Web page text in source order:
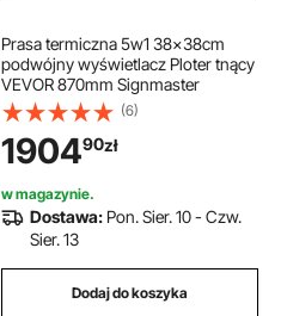
Prasa termiczna 5w1 38x38cm
podwójny wyświetlacz Ploter tnący
VEVOR 870mm Signmaster
(6)
190490zł
w magazynie.
Dostawa: Pon. Sier. 10 - Czw.
Sier. 13
Dodaj do koszyka